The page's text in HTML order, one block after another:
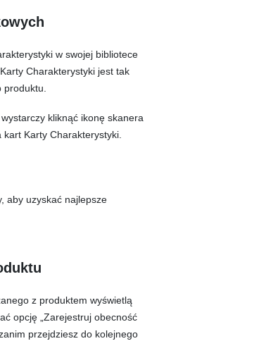
w swojej bibliotece
Charakterystyki jest tak
produktu.
kliknąć ikonę skanera
Karty Charakterystyki.
aby uzyskać najlepsze
z produktem wyświetlą
opcję „Zarejestruj obecność
przejdziesz do kolejnego